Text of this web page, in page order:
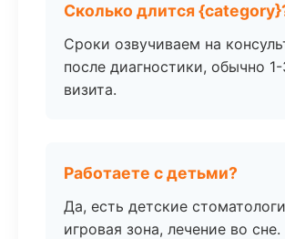
Сколько длится
Сроки озвучиваем на
после диагностики, обычно 1-
визита.
Работаете с детьми?
Да, есть детские
игровая зона, лечение во сне.